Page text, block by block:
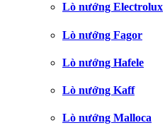
Lò nướng Electrolux
Lò nướng Fagor
Lò nướng Hafele
Lò nướng Kaff
Lò nướng Malloca